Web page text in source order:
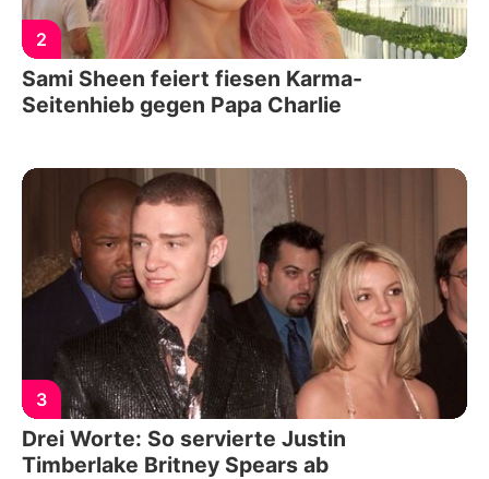
2
Sami Sheen feiert fiesen Karma-
Seitenhieb gegen Papa Charlie
3
Drei Worte: So servierte Justin
Timberlake Britney Spears ab